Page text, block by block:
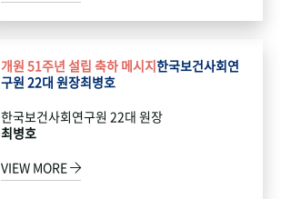
개원 51주년 설립 축하 메시지한국보건사회연
구원 22대 원장최병호
한국보건사회연구원 22대 원장
최병호
VIEW MORE